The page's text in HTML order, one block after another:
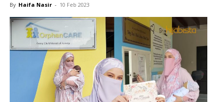
By Haifa Nasir - 10 Feb 2023